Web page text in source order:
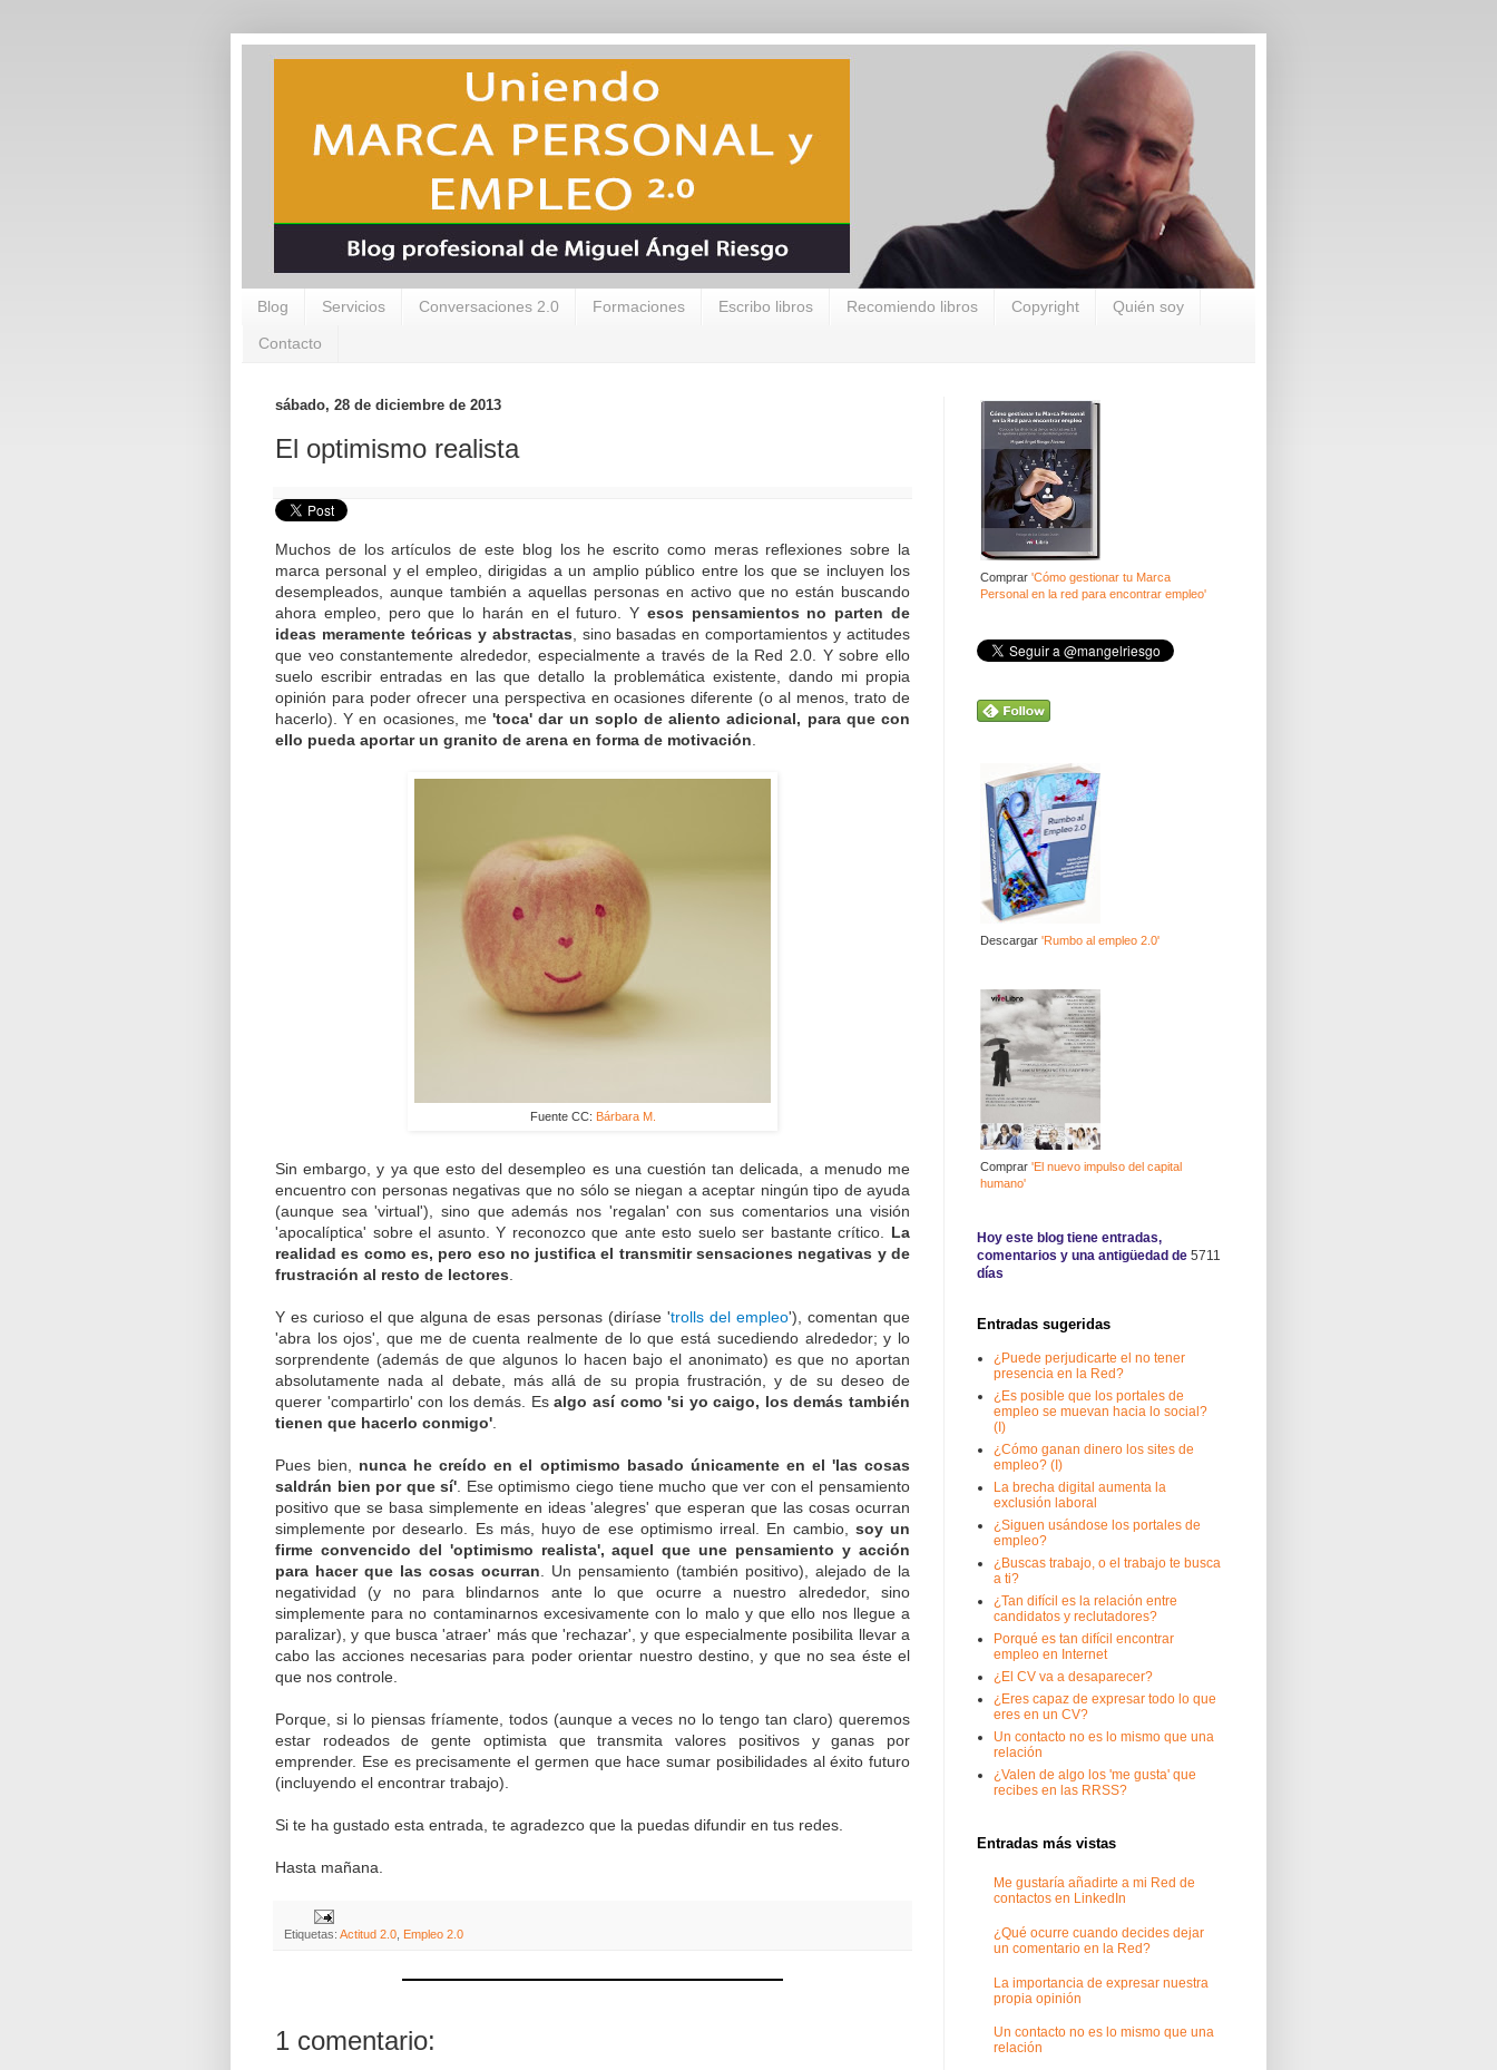
Blog Servicios Conversaciones 2.0 Formaciones Escribo libros Recomiendo libros Copyright Quién soy
Contacto
sábado, 28 de diciembre de 2013
El optimismo realista
Muchos de los artículos de este blog los he escrito como meras reflexiones sobre la
marca personal y el empleo, dirigidas a un amplio público entre los que se incluyen los
desempleados, aunque también a aquellas personas en activo que no están buscando
ahora empleo, pero que lo harán en el futuro. Y esos pensamientos no parten de
ideas meramente teóricas y abstractas , sino basadas en comportamientos y actitudes
que veo constantemente alrededor, especialmente a través de la Red 2.0. Y sobre ello
suelo escribir entradas en las que detallo la problemática existente, dando mi propia
opinión para poder ofrecer una perspectiva en ocasiones diferente (o al menos, trato de
hacerlo). Y en ocasiones, me'toca' dar un soplo de aliento adicional, para que con
ello pueda aportar un granito de arena en forma de motivación
Fuente CC: Bárbara M.
Sin embargo, y ya que esto del desempleo es una cuestión tan delicada, a menudo me
encuentro con personas negativas que no sólo se niegan a aceptar ningún tipo de ayuda
(aunque sea 'virtual'), sino que además nos 'regalan' con sus comentarios una visión
'apocalíptica' sobre el asunto. Y reconozco que ante esto suelo ser bastante crítico. La
realidad es como es, pero eso no justifica el transmitir sensaciones negativas y de
frustración al resto de lectores
Y es curioso el que alguna de esas personas (diríase 'trolls del empleo'), comentan que
'abra los ojos', que me de cuenta realmente de lo que está sucediendo alrededor; y lo
sorprendente (además de que algunos lo hacen bajo el anonimato) es que no aportan
absolutamente nada al debate, más allá de su propia frustración, y de su deseo de
querer 'compartirlo' con los demás. Esalgo así como 'si yo caigo, los demás también
tienen que hacerlo conmigo'
Pues bien, nunca he creído en el optimismo basado únicamente en el 'las cosas
saldrán bien por que sí' . Ese optimismo ciego tiene mucho que ver con el pensamiento
positivo que se basa simplemente en ideas 'alegres' que esperan que las cosas ocurran
simplemente por desearlo. Es más, huyo de ese optimismo irreal. En cambio, soy un
firme convencido del 'optimismo realista', aquel que une pensamiento y acción
para hacer que las cosas ocurran . Un pensamiento (también positivo), alejado de la
negatividad (y no para blindarnos ante lo que ocurre a nuestro alrededor, sino
simplemente para no contaminarnos excesivamente con lo malo y que ello nos llegue a
paralizar), y que busca 'atraer' más que 'rechazar', y que especialmente posibilita llevar a
cabo las acciones necesarias para poder orientar nuestro destino, y que no sea éste el
que nos controle.
Porque, si lo piensas fríamente, todos (aunque a veces no lo tengo tan claro) queremos
estar rodeados de gente optimista que transmita valores positivos y ganas por
emprender. Ese es precisamente el germen que hace sumar posibilidades al éxito futuro
(incluyendo el encontrar trabajo).
Si te ha gustado esta entrada, te agradezco que la puedas difundir en tus redes.
Hasta mañana.
Etiquetas: Actitud 2.0 Empleo 2.0
1 comentario:
Comprar 'Cómo gestionar tu Marca
Personal en la red para encontrar empleo'
Descargar 'Rumbo al empleo 2.0'
Comprar 'El nuevo impulso del capital
humano'
Hoy este blog tiene entradas,
comentarios y una antigüedad de 5711
días
Entradas sugeridas
¿Puede perjudicarte el no tener
presencia en la Red?
¿Es posible que los portales de
empleo se muevan hacia lo social?
(I)
¿Cómo ganan dinero los sites de
empleo? (I)
La brecha digital aumenta la
exclusión laboral
¿Siguen usándose los portales de
empleo?
¿Buscas trabajo, o el trabajo te busca
a ti?
¿Tan difícil es la relación entre
candidatos y reclutadores?
Porqué es tan difícil encontrar
empleo en Internet
¿El CV va a desaparecer?
¿Eres capaz de expresar todo lo que
eres en un CV?
Un contacto no es lo mismo que una
relación
¿Valen de algo los 'me gusta' que
recibes en las RRSS?
Entradas más vistas
Me gustaría añadirte a mi Red de
contactos en LinkedIn
¿Qué ocurre cuando decides dejar
un comentario en la Red?
La importancia de expresar nuestra
propia opinión
Un contacto no es lo mismo que una
relación